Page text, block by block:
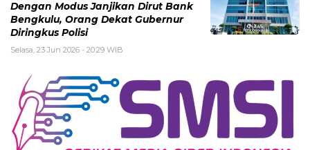
Dengan Modus Janjikan Dirut Bank
Bengkulu, Orang Dekat Gubernur
Diringkus Polisi
Selasa, 23 Jun 2026 - 20:29 WIB